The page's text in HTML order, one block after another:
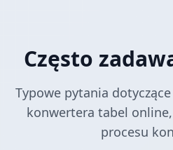
Często
Typowe pytania
konwertera tabel
procesu